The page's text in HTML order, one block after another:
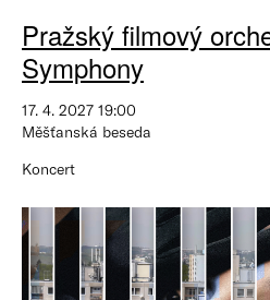
Pražský filmový
Symphony
17. 4. 2027 19:00
Měšťanská beseda
Koncert